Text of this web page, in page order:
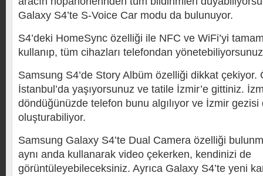
Galaxy S4’te S-Voice Car modu da bulunuyor.
S4’deki HomeSync özelliği ile NFC ve WiFi’yi
kullanıp, tüm cihazları telefondan
Samsung S4’de Story Albüm özelliği dikkat çekiyor.
İstanbul’da yaşıyorsunuz ve tatile İzmir’e gittiniz.
döndüğünüzde telefon bunu algılıyor ve İzmir
oluşturabiliyor.
Samsung Galaxy S4’te Dual Camera özelliği
aynı anda kullanarak video çekerken, kendinizi de
görüntüleyebileceksiniz. Ayrıca Galaxy S4’te yeni